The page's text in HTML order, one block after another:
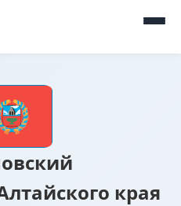
края